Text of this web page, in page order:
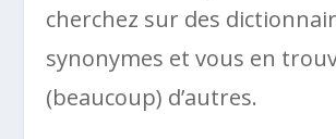
cherchez sur des
synonymes et vous en
(beaucoup) d’autres.